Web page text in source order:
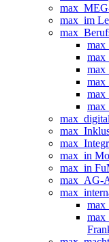
max_im
max_in
max_in
max_AG-